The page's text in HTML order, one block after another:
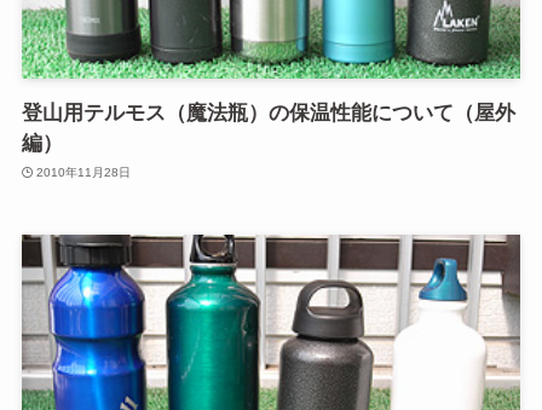
登山用テルモス（魔法瓶）の保温性能について（屋外
編）
2010年11月28日